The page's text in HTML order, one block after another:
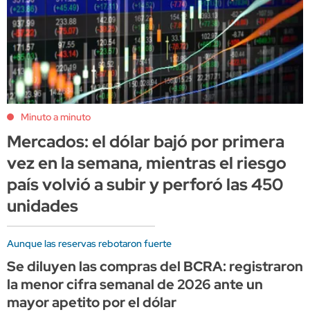
Minuto a minuto
Mercados: el dólar bajó por primera
vez en la semana, mientras el riesgo
país volvió a subir y perforó las 450
unidades
Aunque las reservas rebotaron fuerte
Se diluyen las compras del BCRA: registraron
la menor cifra semanal de 2026 ante un
mayor apetito por el dólar